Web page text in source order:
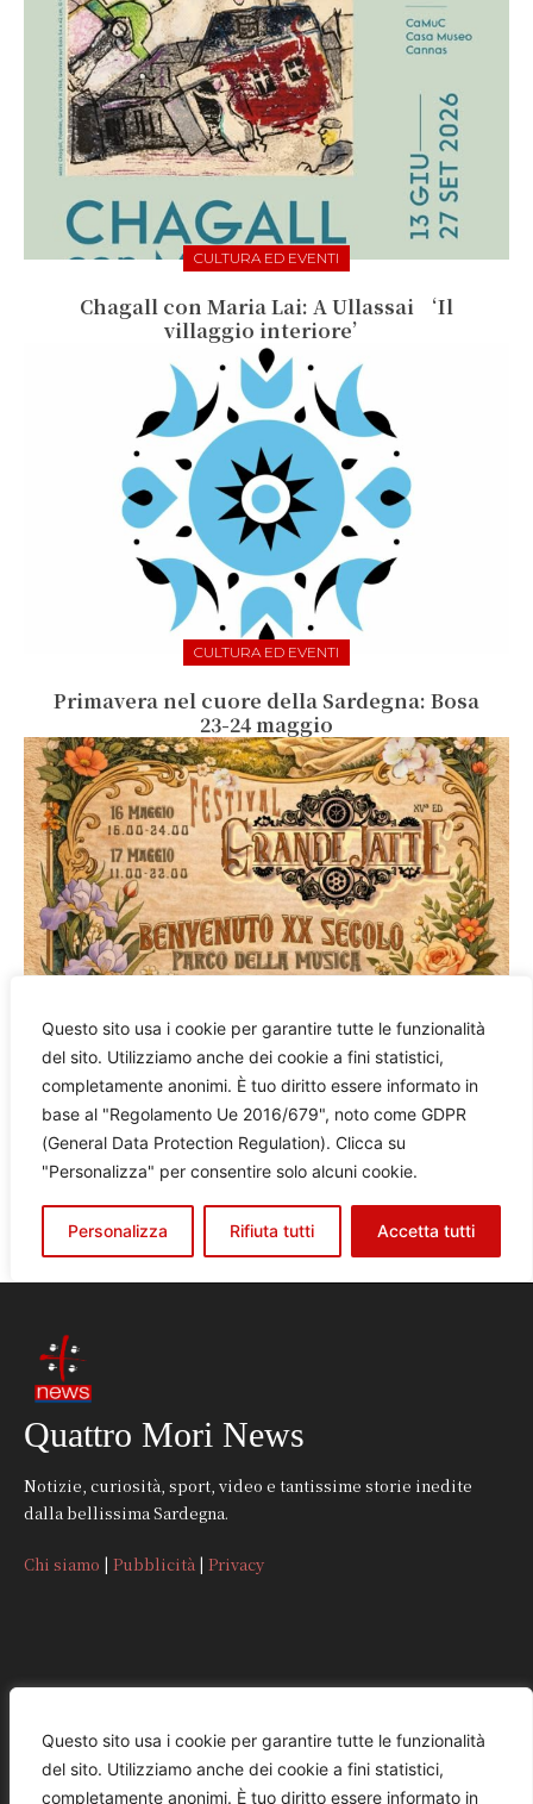
Questo sito usa i cookie per garantire tutte le funzionalità
del sito. Utilizziamo anche dei cookie a fini statistici,
completamente anonimi. È tuo diritto essere informato in
Quattro Mori News
Notizie, curiosità, sport, video e tantissime storie inedite
dalla bellissima Sardegna.
Chi siamo | Pubblicità | Privacy
CONTATTI
REDAZIONE